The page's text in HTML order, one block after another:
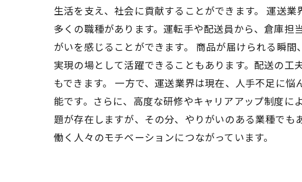
生活を支え、社会に貢献することができます。 運送
多くの職種があります。運転手や配送員から、倉庫担
がいを感じることができます。 商品が届けられる瞬
実現の場として活躍できることもあります。配送の
もできます。 一方で、運送業界は現在、人手不足に
能です。さらに、高度な研修やキャリアアップ制度
題が存在しますが、その分、やりがいのある業種で
働く人々のモチベーションにつながっています。